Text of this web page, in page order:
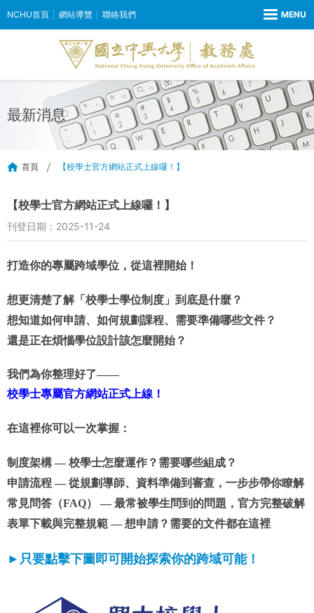
NCHU首頁 網站導覽 聯絡我們
最新消息
首頁 【校學士官方網站正式上線囉！】
【校學士官方網站正式上線囉！】
刊登日期：2025-11-24
打造你的專屬跨域學位，從這裡開始！
想更清楚了解「校學士學位制度」到底是什麼？
想知道如何申請、如何規劃課程、需要準備哪些文件？
還是正在煩惱學位設計該怎麼開始？
我們為你整理好了——
校學士專屬官方網站正式上線！
在這裡你可以一次掌握：
制度架構 — 校學士怎麼運作？需要哪些組成？
申請流程 — 從規劃導師、資料準備到審查，一步步帶你瞭解
常見問答（FAQ）
— 最常被學生問到的問題，官方完整破解
表單下載與完整規範 — 想申請？需要的文件都在這裡
►只要點擊下圖即可開始探索你的跨域可能！